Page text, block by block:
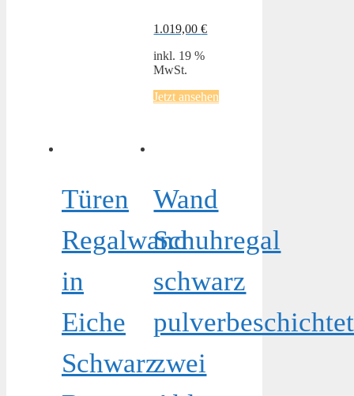
1.019,00€
inkl. 19 %
MwSt.
Jetzt ansehen
Türen
Regalwand
in
Eiche
Schwarz
Wand
Schuhregal
schwarz
pulverbeschichtet
zwei